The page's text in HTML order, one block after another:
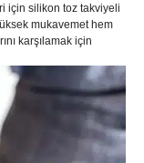
için silikon toz takviyeli
mukavemet hem
karşılamak için